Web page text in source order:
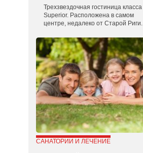
Трехзвездочная гостиница класса
Superior. Расположена в самом
центре, недалеко от Старой Риги.
САНАТОРИИ И ЛЕЧЕНИЕ